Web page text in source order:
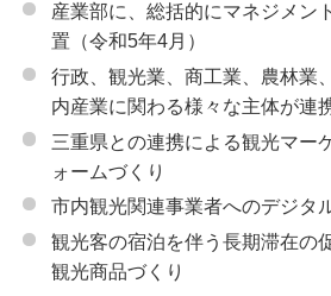
産業部に、総括的にマネジメン
置（令和5年4月）
行政、観光業、商工業、農林業
内産業に関わる様々な主体が連
三重県との連携による観光マー
ォームづくり
市内観光関連事業者へのデジタ
観光客の宿泊を伴う長期滞在の
観光商品づくり